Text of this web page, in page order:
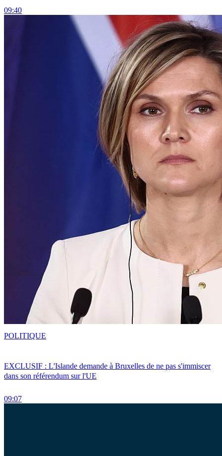
09:40
EXCLUSIF : L'Islande demande à Bruxelles de ne pas s'immiscer
dans son référendum sur l'UE
09:07
POLITIQUE